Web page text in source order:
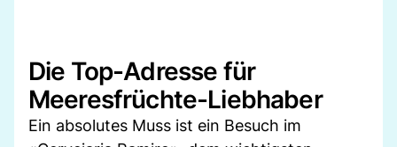
Die Top-Adresse für
Meeresfrüchte-Liebhaber
Ein absolutes Muss ist ein Besuch im